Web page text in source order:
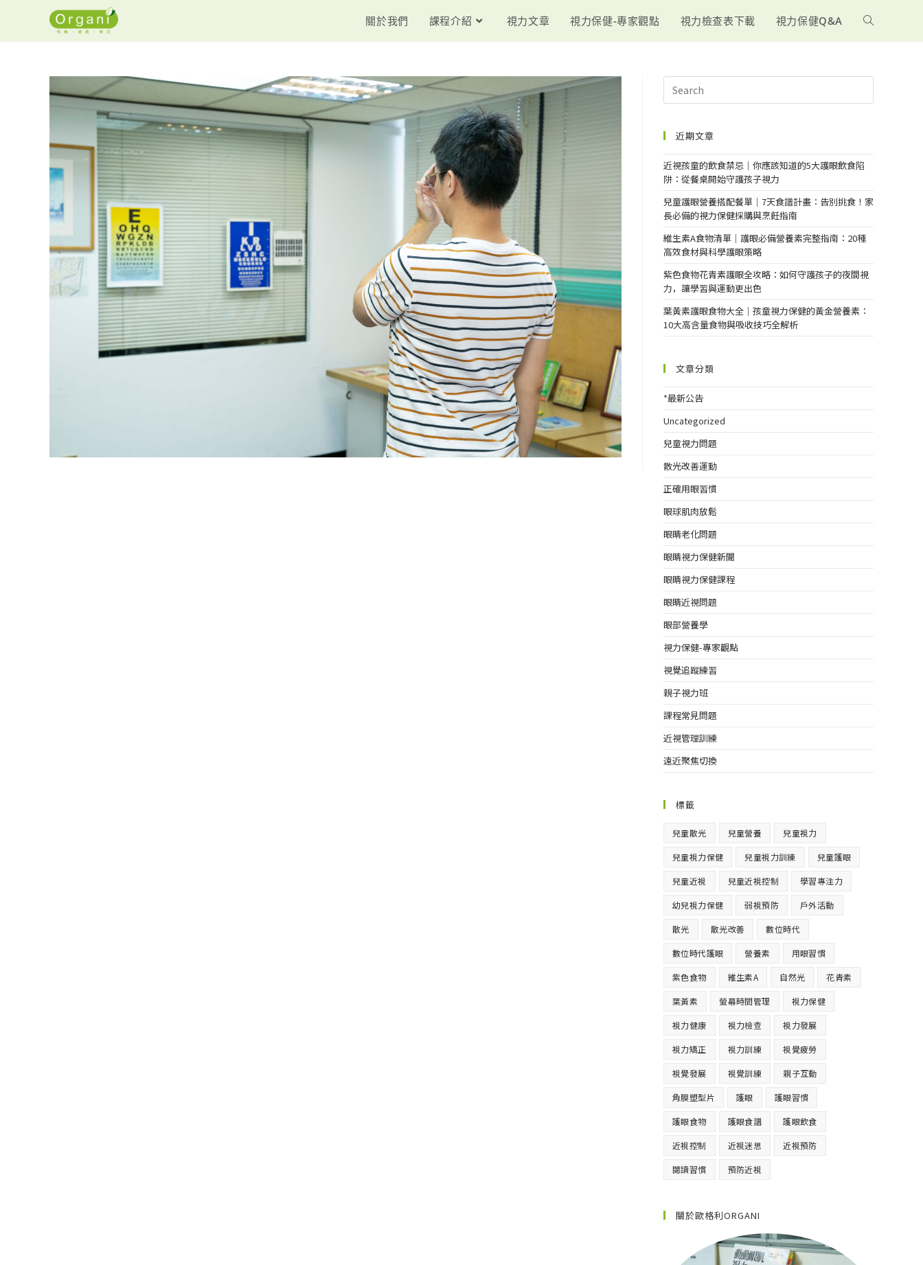
關於我們 課程介紹 視力文章 視力保健-專家觀點 視力檢查表下載 視力保健Q&A
近期文章
近視孩童的飲食禁忌｜你應該知道的5大護眼飲食陷
阱：從餐桌開始守護孩子視力
兒童護眼營養搭配餐單｜7天食譜計畫：告別挑食！家
長必備的視力保健採購與烹飪指南
維生素A食物清單｜護眼必備營養素完整指南：20種
高效食材與科學護眼策略
紫色食物花青素護眼全攻略：如何守護孩子的夜間視
力，讓學習與運動更出色
葉黃素護眼食物大全｜孩童視力保健的黃金營養素：
10大高含量食物與吸收技巧全解析
文章分類
*最新公告
Uncategorized
兒童視力問題
散光改善運動
正確用眼習慣
眼球肌肉放鬆
眼睛老化問題
眼睛視力保健新聞
眼睛視力保健課程
眼睛近視問題
眼部營養學
視力保健-專家觀點
視覺追蹤練習
親子視力班
課程常見問題
近視管理訓練
遠近聚焦切換
標籤
兒童散光 兒童營養 兒童視力
兒童視力保健 兒童視力訓練 兒童護眼
兒童近視 兒童近視控制 學習專注力
幼兒視力保健 弱視預防 戶外活動
散光 散光改善 數位時代
數位時代護眼 營養素 用眼習慣
紫色食物 維生素A 自然光 花青素
葉黃素 螢幕時間管理 視力保健
視力健康 視力檢查 視力發展
視力矯正 視力訓練 視覺疲勞
視覺發展 視覺訓練 親子互動
角膜塑型片 護眼 護眼習慣
護眼食物 護眼食譜 護眼飲食
近視控制 近視迷思 近視預防
閱讀習慣 預防近視
關於歐格利ORGANI